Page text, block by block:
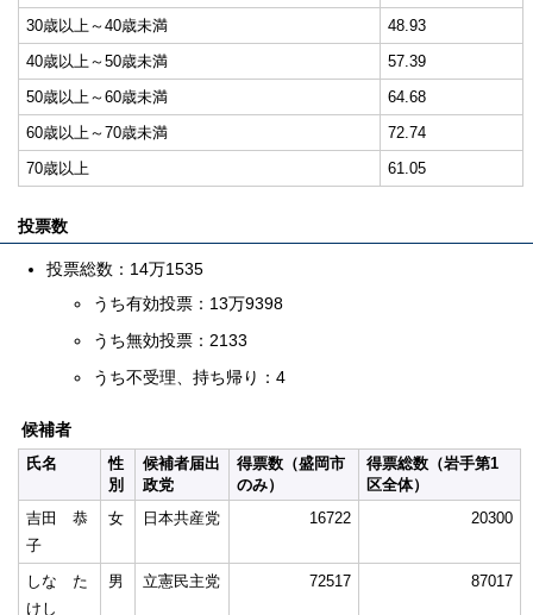
30歳以上～40歳未満
48.93
40歳以上～50歳未満
57.39
50歳以上～60歳未満
64.68
60歳以上～70歳未満
72.74
70歳以上
61.05
投票数
投票総数：14万1535
うち有効投票：13万9398
うち無効投票：2133
うち不受理、持ち帰り：4
候補者
氏名
性
別
候補者届出
政党
得票数（盛岡市
のみ）
得票総数（岩手第1
区全体）
吉田 恭
子
女 日本共産党 16722 20300
しな た
けし
男 立憲民主党 72517 87017